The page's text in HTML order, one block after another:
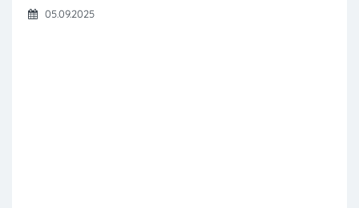
05.09.2025